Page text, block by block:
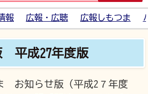
報 広報・広聴 広報しもつま
平成27年度版
お知らせ版（平成2７年度